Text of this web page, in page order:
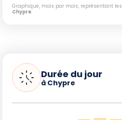
Graphique, mois par mois, représentant les
Chypre.
Durée du jour
à Chypre